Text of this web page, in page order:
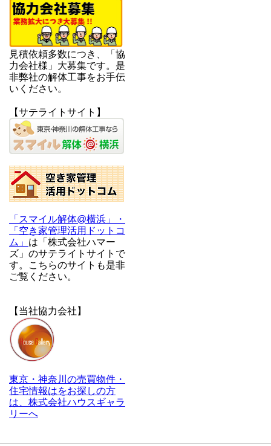
見積依頼多数につき、「協
力会社様」大募集です。是
非弊社の解体工事をお手伝
いください。
【サテライトサイト】
「スマイル解体@横浜」・
「空き家管理活用ドットコ
ム」 は「株式会社ハマー
ズ」のサテライトサイトで
す。こちらのサイトも是非
ご覧ください。
【当社協力会社】
東京・神奈川の売買物件・
住宅情報はをお探しの方
は、株式会社ハウスギャラ
リーへ